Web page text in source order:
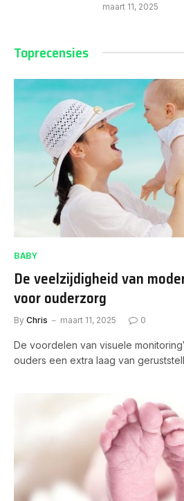
maart 11, 2025
Toprecensies
BABY
De veelzijdigheid van
voor ouderzorg
By Chris maart 11, 2025 0
De voordelen van visuele
ouders een extra laag van